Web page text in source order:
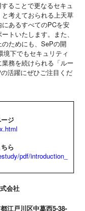
ることで更なるセキュ
考えておられる上天草
あるすべてのPCを安
トいたします。また、
ためにも、SePの開
下でもセキュリティ
務を続けられる「ルー
活躍にぜひご注目くだ
ジ
ら
pdf/introduction_
会社
江戸川区中葛西5-38-